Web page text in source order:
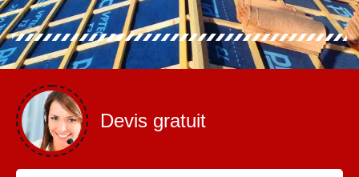
Devis gratuit